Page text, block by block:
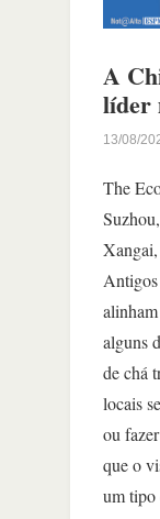
A
líder
13/08/
The
Xangai,
alguns
de chá
locais
ou
que o
um tipo